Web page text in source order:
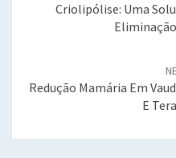
Criolipólise: Uma
Redução Mamária Em
E